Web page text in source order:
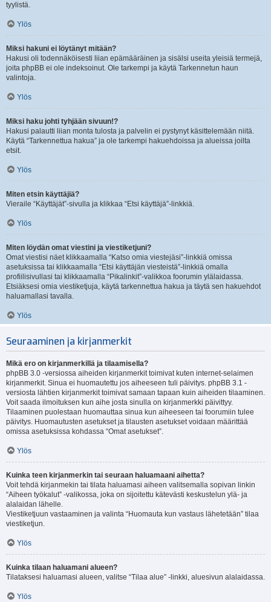
tyylistä.
Ylös
Miksi hakuni ei löytänyt mitään?
Hakusi oli todennäköisesti liian epämääräinen ja sisälsi useita yleisiä termejä,
joita phpBB ei ole indeksoinut. Ole tarkempi ja käytä Tarkennetun haun
valintoja.
Ylös
Miksi haku johti tyhjään sivuun!?
Hakusi palautti liian monta tulosta ja palvelin ei pystynyt käsittelemään niitä.
Käytä “Tarkennettua hakua” ja ole tarkempi hakuehdoissa ja alueissa joilta
etsit.
Ylös
Miten etsin käyttäjiä?
Vieraile “Käyttäjät”-sivulla ja klikkaa “Etsi käyttäjä”-linkkiä.
Ylös
Miten löydän omat viestini ja viestiketjuni?
Omat viestisi näet klikkaamalla “Katso omia viestejäsi”-linkkiä omissa
asetuksissa tai klikkaamalla “Etsi käyttäjän viesteistä”-linkkiä omalla
profiilisivullasi tai klikkaamalla “Pikalinkit”-valikkoa foorumin ylälaidassa.
Etsiäksesi omia viestiketjuja, käytä tarkennettua hakua ja täytä sen hakuehdot
haluamallasi tavalla.
Ylös
Seuraaminen ja kirjanmerkit
Mikä ero on kirjanmerkillä ja tilaamisella?
phpBB 3.0 -versiossa aiheiden kirjanmerkit toimivat kuten internet-selaimen
kirjanmerkit. Sinua ei huomautettu jos aiheeseen tuli päivitys. phpBB 3.1 -
versiosta lähtien kirjanmerkit toimivat samaan tapaan kuin aiheiden tilaaminen.
Voit saada ilmoituksen kun aihe josta sinulla on kirjanmerkki päivittyy.
Tilaaminen puolestaan huomauttaa sinua kun aiheeseen tai foorumiin tulee
päivitys. Huomautusten asetukset ja tilausten asetukset voidaan määrittää
omissa asetuksissa kohdassa “Omat asetukset”.
Ylös
Kuinka teen kirjanmerkin tai seuraan haluamaani aihetta?
Voit tehdä kirjanmekin tai tilata haluamasi aiheen valitsemalla sopivan linkin
“Aiheen työkalut” -valikossa, joka on sijoitettu kätevästi keskustelun ylä- ja
alalaidan lähelle.
Viestiketjuun vastaaminen ja valinta “Huomauta kun vastaus lähetetään” tilaa
viestiketjun.
Ylös
Kuinka tilaan haluamani alueen?
Tilataksesi haluamasi alueen, valitse “Tilaa alue” -linkki, aluesivun alalaidassa.
Ylös